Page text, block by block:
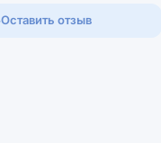
Оставить отзыв